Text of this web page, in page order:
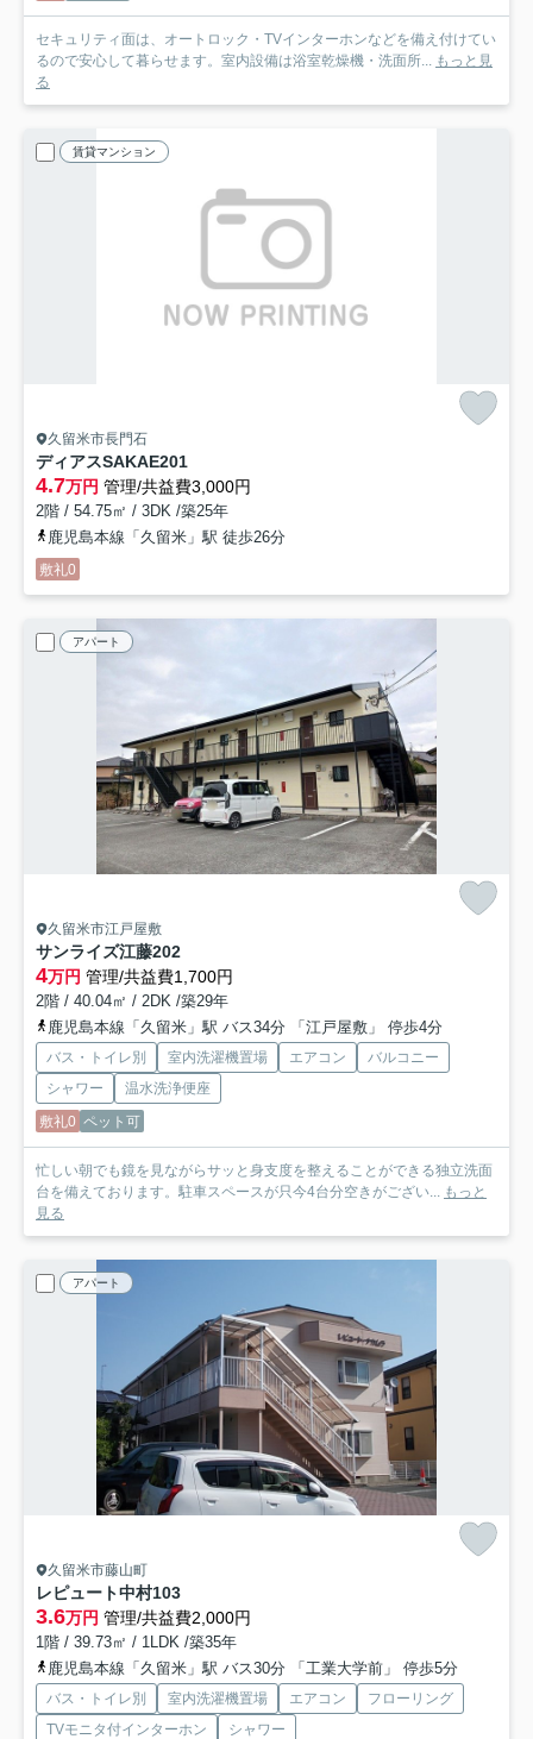
セキュリティ面は、オートロック・TVインターホンなどを備え付けてい
るので安心して暮らせます。室内設備は浴室乾燥機・洗面所...
もっと見
る
賃貸マンション
久留米市長門石
ディアスSAKAE201
4.7万円 管理/共益費3,000円
2階 / 54.75㎡ / 3DK /築25年
鹿児島本線「久留米」駅 徒歩26分
敷礼0
アパート
久留米市江戸屋敷
サンライズ江藤202
4万円 管理/共益費1,700円
2階 / 40.04㎡ / 2DK /築29年
鹿児島本線「久留米」駅 バス34分 「江戸屋敷」 停歩4分
バス・トイレ別 室内洗濯機置場 エアコン
バルコニー
シャワー
温水洗浄便座
敷礼0 ペット可
忙しい朝でも鏡を見ながらサッと身支度を整えることができる独立洗面
台を備えております。駐車スペースが只今4台分空きがござい... もっと
見る
アパート
久留米市藤山町
レピュート中村103
3.6万円 管理/共益費2,000円
1階 / 39.73㎡ / 1LDK /築35年
鹿児島本線「久留米」駅 バス30分 「工業大学前」 停歩5分
バス・トイレ別 室内洗濯機置場 エアコン
フローリング
TVモニタ付インターホン
シャワー